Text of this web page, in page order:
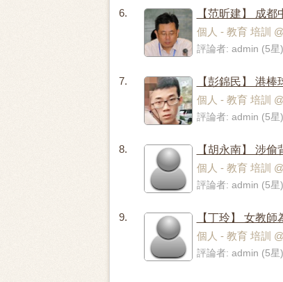
6.
【范昕建】 成
個人 - 教育 培訓
評論者: admin (5
7.
【彭錦民】 港
個人 - 教育 培訓
評論者: admin (5
8.
【胡永南】 涉
個人 - 教育 培訓
評論者: admin (5
9.
【丁玲】 女教
個人 - 教育 培訓
評論者: admin (5